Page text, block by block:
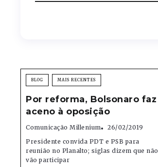
BLOG MAIS RECENTES
Por reforma, Bolsonaro faz
aceno à oposição
Comunicação Millenium
26/02/2019
Presidente convida PDT e PSB para
reunião no Planalto; siglas dizem que não
vão participar